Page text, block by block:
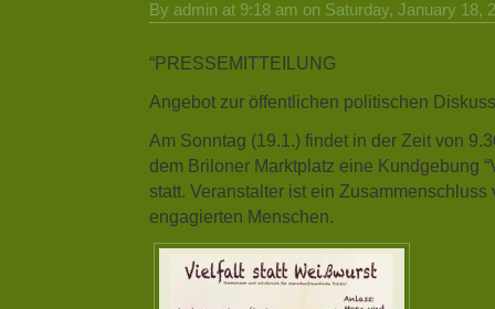
By admin at 9:18 am on Saturday, January 18,
“PRESSEMITTEILUNG
Angebot zur öffentlichen politischen
Am Sonntag (19.1.) findet in der Zeit von
dem Briloner Marktplatz eine Kundgebung
statt. Veranstalter ist ein Zusammenschluss
engagierten Menschen.